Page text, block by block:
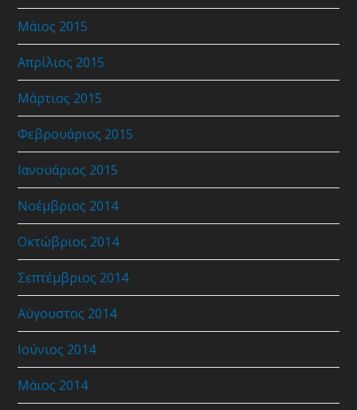
Μάιος 2015
Απρίλιος 2015
Μάρτιος 2015
Φεβρουάριος 2015
Ιανουάριος 2015
Νοέμβριος 2014
Οκτώβριος 2014
Σεπτέμβριος 2014
Αύγουστος 2014
Ιούνιος 2014
Μάιος 2014